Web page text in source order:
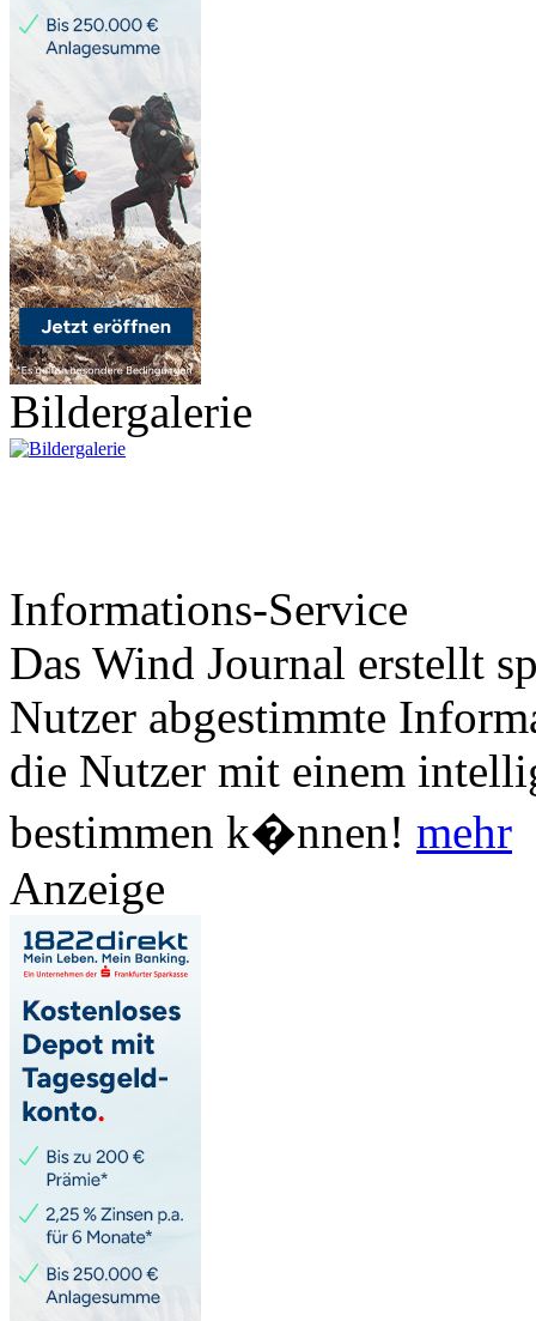
Bildergalerie
Informations-Service
Das Wind Journal erstellt
Nutzer abgestimmte
die Nutzer mit einem
bestimmen k�nnen! mehr
Anzeige